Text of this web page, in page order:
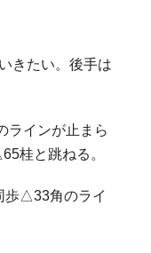
きたい。後手は
インが止まら
桂と跳ねる。
△33角のライ